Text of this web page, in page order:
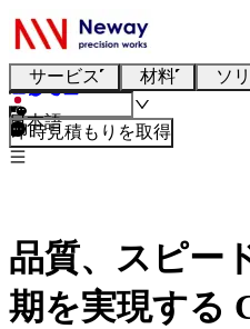
サービス 材料 ソ
日本語
即時見積もりを取得
品質、スピー
期を実現する